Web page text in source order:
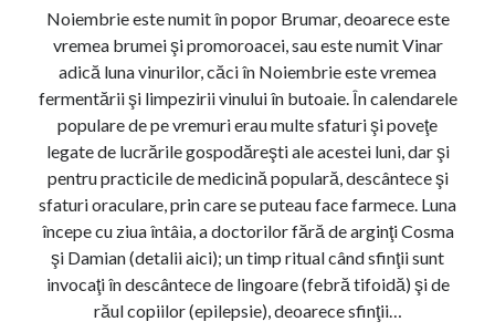
I
E
(
R
ă
p
c
i
u
n
e
)
i
o
b
i
c
e
i
u
r
i
î
n
Noiembrie este numit în popor Brumar, deoarece este
vremea brumei şi promoroacei, sau este numit Vinar
adică luna vinurilor, căci în Noiembrie este vremea
fermentării şi limpezirii vinului în butoaie. În calendarele
populare de pe vremuri erau multe sfaturi şi poveţe
legate de lucrările gospodăreşti ale acestei luni, dar şi
pentru practicile de medicină populară, descântece şi
sfaturi oraculare, prin care se puteau face farmece. Luna
începe cu ziua întâia, a doctorilor fără de arginţi Cosma
şi Damian (detalii aici); un timp ritual când sfinţii sunt
invocaţi în descântece de lingoare (febră tifoidă) şi de
răul copiilor (epilepsie), deoarece sfinţii…